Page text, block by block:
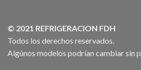
© 2021 REFRIGERACION FDH
Todos los derechos reservados.
Algúnos modelos podrían cambiar sin